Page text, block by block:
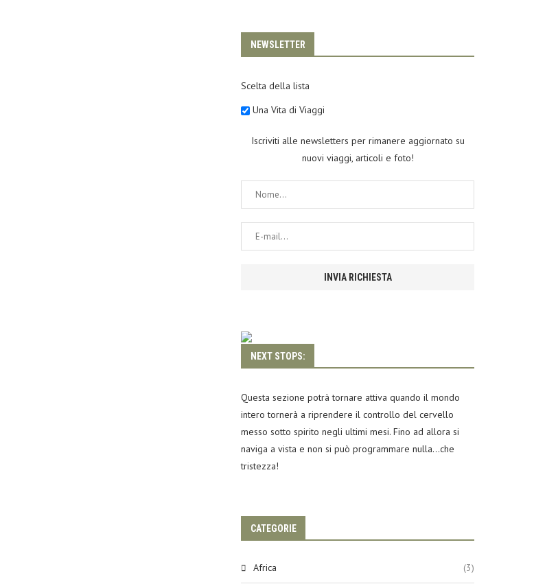
NEWSLETTER
Scelta della lista
Una Vita di Viaggi
Iscriviti alle newsletters per rimanere aggiornato su
nuovi viaggi, articoli e foto!
NEXT STOPS:
Questa sezione potrà tornare attiva quando il mondo
intero tornerà a riprendere il controllo del cervello
messo sotto spirito negli ultimi mesi. Fino ad allora si
naviga a vista e non si può programmare nulla…che
tristezza!
CATEGORIE
Africa (3)